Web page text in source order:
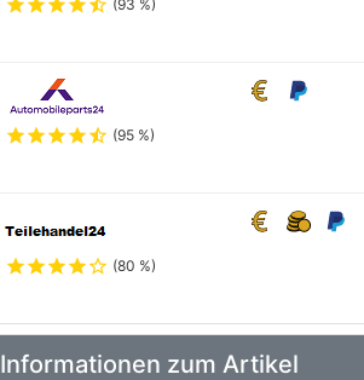
starstarstarstarstar_half (93 %)
starstarstarstarstar_half (95 %)
starstarstarstarstar_outline (80 %)
Informationen zum Artikel